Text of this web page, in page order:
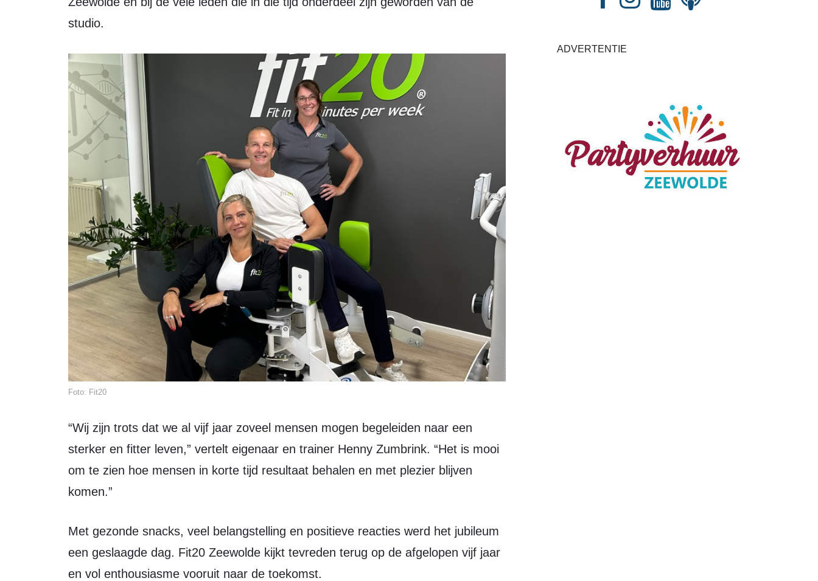
studio.
Foto: Fit20
“Wij zijn trots dat we al vijf jaar zoveel mensen mogen begeleiden naar een
sterker en fitter leven,” vertelt eigenaar en trainer Henny Zumbrink. “Het is mooi
om te zien hoe mensen in korte tijd resultaat behalen en met plezier blijven
komen.”
Met gezonde snacks, veel belangstelling en positieve reacties werd het jubileum
een geslaagde dag. Fit20 Zeewolde kijkt tevreden terug op de afgelopen vijf jaar
en vol enthousiasme vooruit naar de toekomst.
ADVERTENTIE